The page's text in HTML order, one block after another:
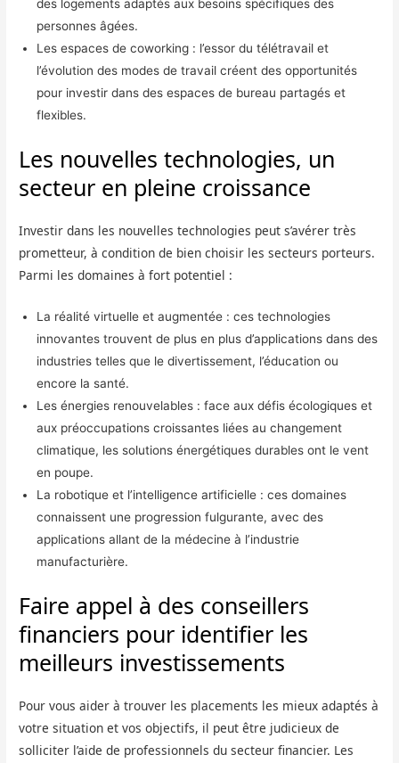
des logements adaptés aux besoins spécifiques des
personnes âgées.
Les espaces de coworking : l’essor du télétravail et
l’évolution des modes de travail créent des opportunités
pour investir dans des espaces de bureau partagés et
flexibles.
Les nouvelles technologies, un
secteur en pleine croissance
Investir dans les nouvelles technologies peut s’avérer très
prometteur, à condition de bien choisir les secteurs porteurs.
Parmi les domaines à fort potentiel :
La réalité virtuelle et augmentée : ces technologies
innovantes trouvent de plus en plus d’applications dans des
industries telles que le divertissement, l’éducation ou
encore la santé.
Les énergies renouvelables : face aux défis écologiques et
aux préoccupations croissantes liées au changement
climatique, les solutions énergétiques durables ont le vent
en poupe.
La robotique et l’intelligence artificielle : ces domaines
connaissent une progression fulgurante, avec des
applications allant de la médecine à l’industrie
manufacturière.
Faire appel à des conseillers
financiers pour identifier les
meilleurs investissements
Pour vous aider à trouver les placements les mieux adaptés à
votre situation et vos objectifs, il peut être judicieux de
solliciter l’aide de professionnels du secteur financier. Les